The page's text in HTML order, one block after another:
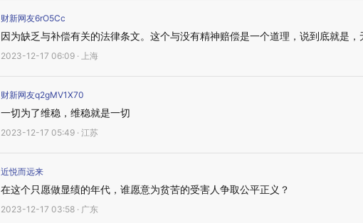
财新网友6rO5Cc
因为缺乏与补偿有关的法律条文。这个与没有精神赔偿是一个道理，说到底就是，
2023-12-17 06:09 · 上海
财新网友q2gMV1X70
一切为了维稳，维稳就是一切
2023-12-17 05:49 · 江苏
近悦而远来
在这个只愿做显绩的年代，谁愿意为贫苦的受害人争取公平正义？
2023-12-17 03:58 · 广东